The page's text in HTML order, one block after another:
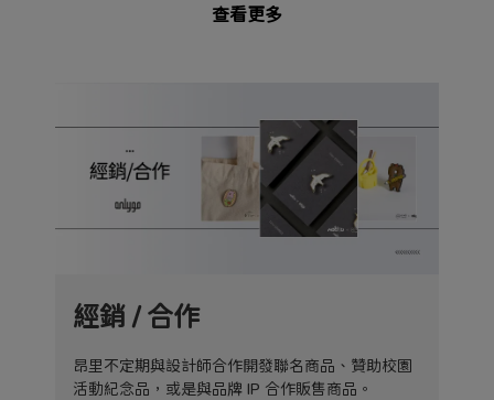
查看更多
經銷 / 合作
昂里不定期與設計師合作開發聯名商品、贊助校園
活動紀念品，或是與品牌 IP 合作販售商品。